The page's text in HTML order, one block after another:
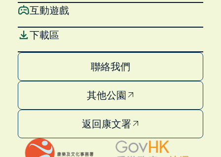
互動遊戲
下載區
聯絡我們
其他公園
返回康文署